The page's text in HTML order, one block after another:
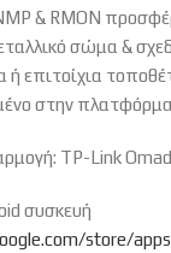
& RMON
σώμα &
ή επιτοίχια
στην πλατφόρμα
TP-Link
συσκευή
store/